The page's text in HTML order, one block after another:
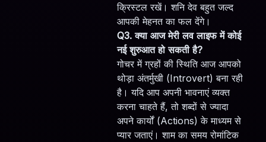
क्रिस्टल रखें। शनि देव बहुत जल्द
आपकी मेहनत का फल देंगे।
Q3. क्या आज मेरी लव लाइफ में कोई
नई शुरुआत हो सकती है?
गोचर में ग्रहों की स्थिति आज आपको
थोड़ा अंतर्मुखी (Introvert) बना रही
है। यदि आप अपनी भावनाएं व्यक्त
करना चाहते हैं, तो शब्दों से ज्यादा
अपने कार्यों (Actions) के माध्यम से
प्यार जताएं। शाम का समय रोमांटिक